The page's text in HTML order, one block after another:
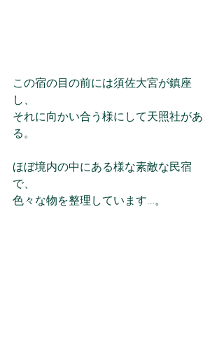
この宿の目の前には須佐大宮が鎮座
し、
それに向かい合う様にして天照社があ
る。
ほぼ境内の中にある様な素敵な民宿
で、
色々な物を整理しています…。